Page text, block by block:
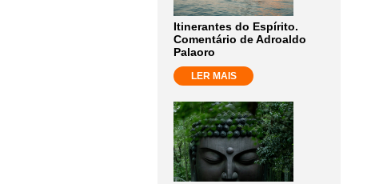
Itinerantes do Espírito.
Comentário de Adroaldo
Palaoro
LER MAIS